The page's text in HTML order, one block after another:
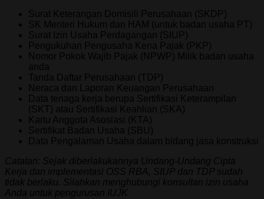
Surat Keterangan Domisili Perusahaan (SKDP)
SK Menteri Hukum dan HAM (untuk badan usaha PT)
Surat Izin Usaha Perdagangan (SIUP)
Pengukuhan Pengusaha Kena Pajak (PKP)
Nomor Pokok Wajib Pajak (NPWP) Milik badan usaha
anda
Tanda Daftar Perusahaan (TDP)
Neraca dan Laporan Keuangan Perusahaan
Data tenaga kerja berupa Sertifikasi Keterampilan
(SKT) atau Sertifikasi Keahlian (SKA)
Kartu Anggota Asosiasi (KTA)
Sertifikat Badan Usaha (SBU)
Data Pengalaman Usaha dalam bidang jasa konstruksi
Catatan: Sejak diberlakukannya Undang-Undang Cipta
Kerja dan implementasi OSS RBA, SIUP dan TDP sudah
tidak berlaku. Silahkan menghubungi konsultan izin usaha
Anda untuk pengurusan IUJK